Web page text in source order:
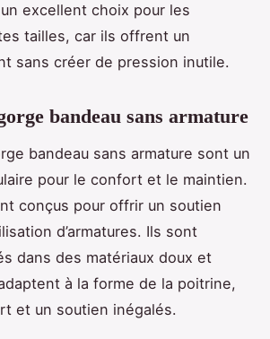
excellent choix pour les
tailles, car ils offrent un
sans créer de pression inutile.
bandeau sans armature
bandeau sans armature sont un
pour le confort et le maintien.
conçus pour offrir un soutien
d’armatures. Ils sont
dans des matériaux doux et
à la forme de la poitrine,
et un soutien inégalés.